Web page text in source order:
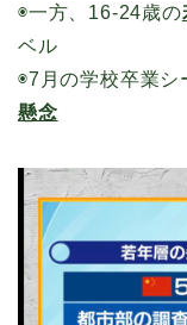
◉一方、16-24歳の
ベル
◉7月の学校卒業シ
懸念